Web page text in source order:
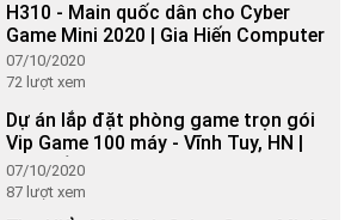
H310 - Main quốc dân cho Cyber
Game Mini 2020 | Gia Hiến Computer
07/10/2020
72 lượt xem
Dự án lắp đặt phòng game trọn gói
Vip Game 100 máy - Vĩnh Tuy, HN |
Gia Hiến Computer
07/10/2020
87 lượt xem